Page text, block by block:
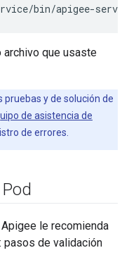
bin/apigee-
que usaste
pruebas y de solución de
de asistencia de
de errores.
le recomienda
pasos de validación